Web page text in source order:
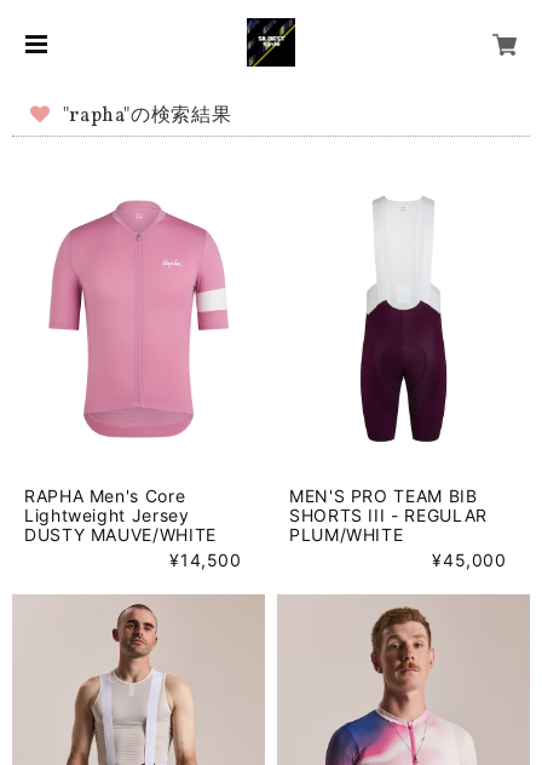
"rapha"の検索結果
RAPHA Men's Core
Lightweight Jersey
DUSTY MAUVE/WHITE
¥14,500
MEN'S PRO TEAM BIB
SHORTS III - REGULAR
PLUM/WHITE
¥45,000